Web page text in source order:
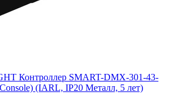
Контроллер SMART-DMX-301-43-
(IARL, IP20 Металл, 5 лет)